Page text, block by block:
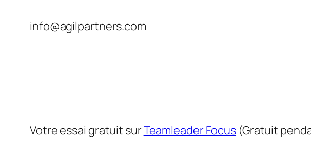
info@agilpartners.com
Votre essai gratuit surTeamleader Focus (Gratuit